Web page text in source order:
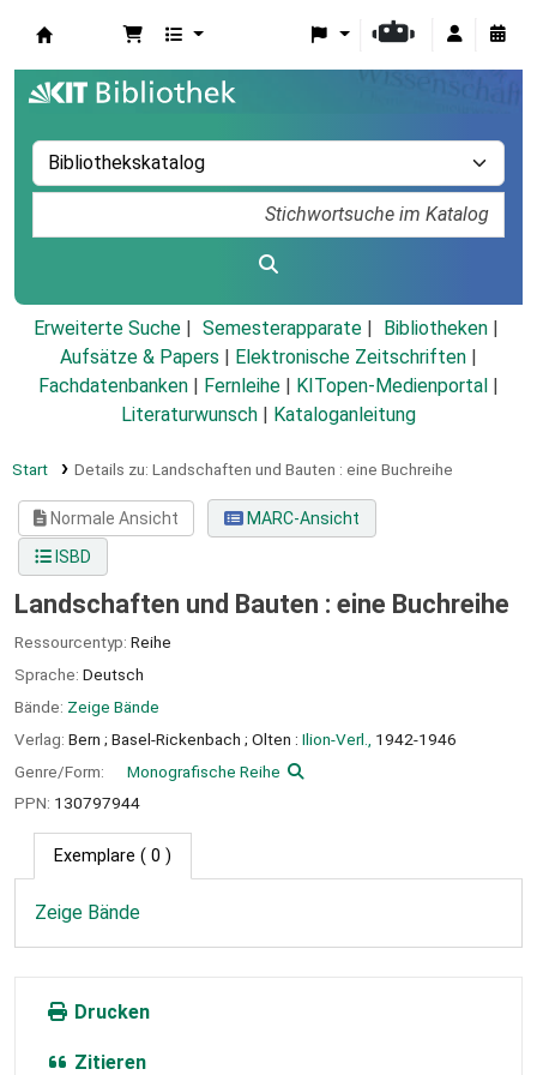
Erweiterte Suche Semesterapparate
Bibliotheken
Aufsätze & Papers
Elektronische Zeitschriften
Fachdatenbanken
Fernleihe KITopen-Medienportal
Literaturwunsch
Kataloganleitung
Start Details zu: Landschaften und Bauten : eine Buchreihe
Normale Ansicht
MARC-Ansicht
ISBD
Landschaften und Bauten : eine Buchreihe
Ressourcentyp: Reihe
Sprache: Deutsch
Bände: Zeige Bände
Verlag: Bern ; Basel-Rickenbach ; Olten : Ilion-Verl.,
1942-1946
Genre/Form:
Monografische Reihe
PPN: 130797944
Exemplare ( 0 )
Zeige Bände
Drucken
Zitieren